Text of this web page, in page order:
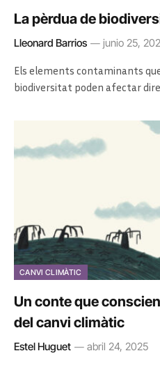
La pèrdua de
Lleonard Barrios junio 25,
Els elements contaminants
biodiversitat poden afectar
CANVI CLIMÀTIC
Un conte que
del canvi climàtic
Estel Huguet abril 24, 2025